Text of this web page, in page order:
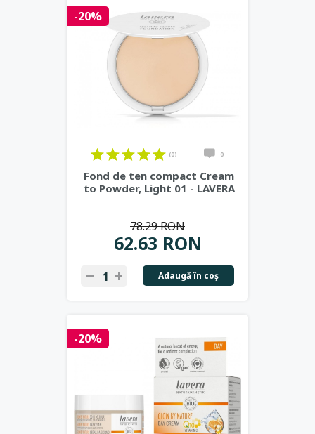
-20%
(0) 0
Fond de ten compact Cream
to Powder, Light 01 - LAVERA
62.63 RON
78.29 RON
Adaugă în coş
-20%